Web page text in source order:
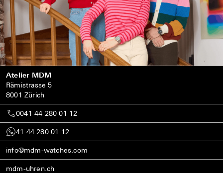
Atelier MDM
Rämistrasse 5
8001 Zürich
0041 44 280 01 12
41 44 280 01 12
info@mdm-watches.com
mdm-uhren.ch